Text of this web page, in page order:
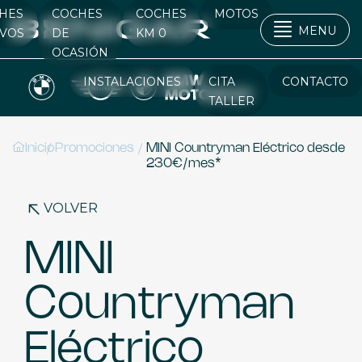
COCHES
DE
OCASIÓN
COCHES
KM 0
MOTOS
MENU
INSTALACIONES
CITA
TALLER
CONTACTO
Inicio
/ Promociones / MINI Countryman Eléctrico desde
230€/mes*
VOLVER
MINI
Countryman
Eléctrico